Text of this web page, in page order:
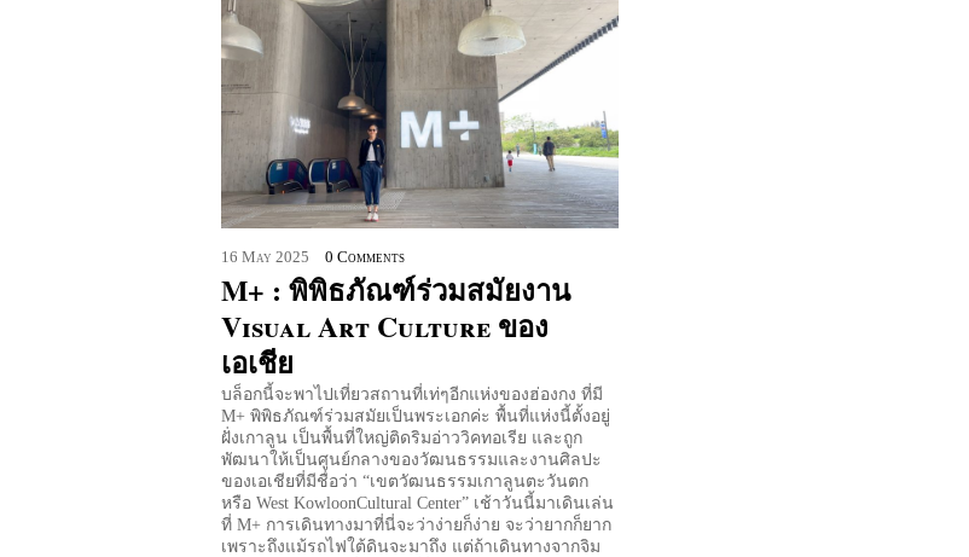
16 May 2025 0 Comments
M+ : พิพิธภัณฑ์ร่วมสมัยงาน
Visual Art Culture ของ
เอเชีย
บล็อกนี้จะพาไปเที่ยวสถานที่เท่ๆอีกแห่งของฮ่องกง ที่มี
M+ พิพิธภัณฑ์ร่วมสมัยเป็นพระเอกค่ะ พื้นที่แห่งนี้ตั้งอยู่
ฝั่งเกาลูน เป็นพื้นที่ใหญ่ติดริมอ่าววิคทอเรีย และถูก
พัฒนาให้เป็นศูนย์กลางของวัฒนธรรมและงานศิลปะ
ของเอเชียที่มีชื่อว่า “เขตวัฒนธรรมเกาลูนตะวันตก
หรือ West KowloonCultural Center” เช้าวันนี้มาเดินเล่น
ที่ M+ การเดินทางมาที่นี่จะว่าง่ายก็ง่าย จะว่ายากก็ยาก
เพราะถึงแม้รถไฟใต้ดินจะมาถึง แต่ถ้าเดินทางจากจิม